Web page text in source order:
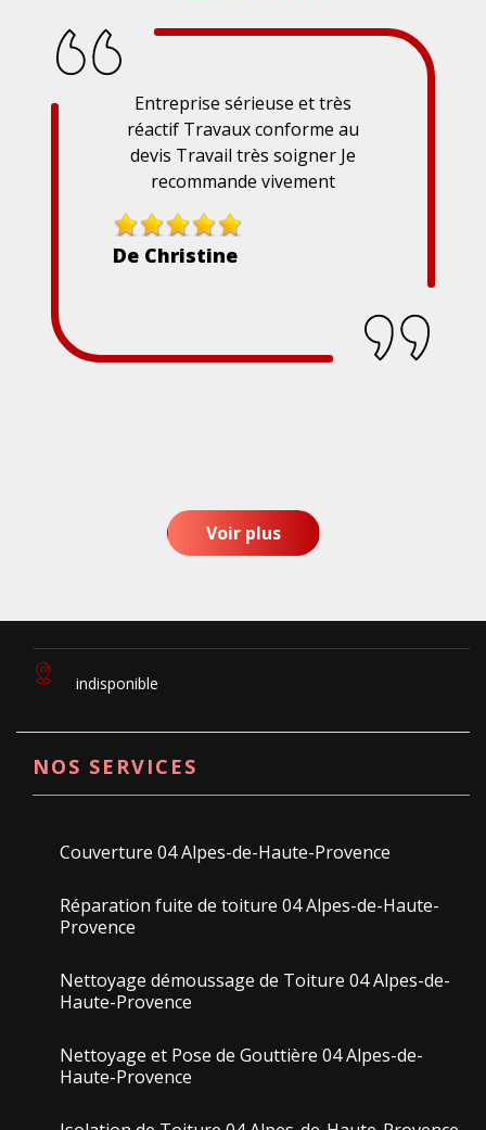
Entreprise sérieuse et très
réactif Travaux conforme au
devis Travail très soigner Je
recommande vivement
De Christine
Voir plus
indisponible
NOS SERVICES
Couverture 04 Alpes-de-Haute-Provence
Réparation fuite de toiture 04 Alpes-de-Haute-
Provence
Nettoyage démoussage de Toiture 04 Alpes-de-
Haute-Provence
Nettoyage et Pose de Gouttière 04 Alpes-de-
Haute-Provence